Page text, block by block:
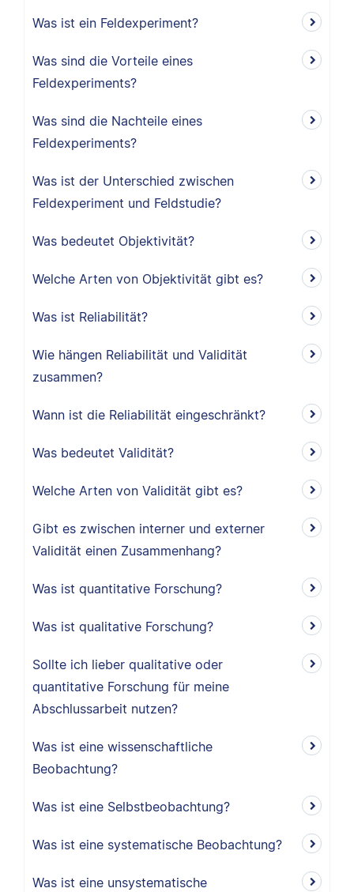
Was ist ein Feldexperiment?
Was sind die Vorteile eines
Feldexperiments?
Was sind die Nachteile eines
Feldexperiments?
Was ist der Unterschied zwischen
Feldexperiment und Feldstudie?
Was bedeutet Objektivität?
Welche Arten von Objektivität gibt es?
Was ist Reliabilität?
Wie hängen Reliabilität und Validität
zusammen?
Wann ist die Reliabilität eingeschränkt?
Was bedeutet Validität?
Welche Arten von Validität gibt es?
Gibt es zwischen interner und externer
Validität einen Zusammenhang?
Was ist quantitative Forschung?
Was ist qualitative Forschung?
Sollte ich lieber qualitative oder
quantitative Forschung für meine
Abschlussarbeit nutzen?
Was ist eine wissenschaftliche
Beobachtung?
Was ist eine Selbstbeobachtung?
Was ist eine systematische Beobachtung?
Was ist eine unsystematische